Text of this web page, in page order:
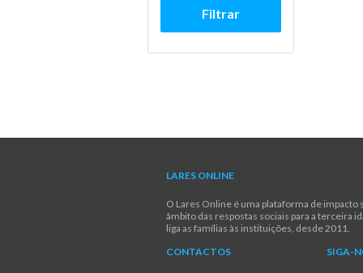
Filtrar
LARES ONLINE
O Lares Online é uma plataforma de impacto
âmbito das respostas sociais para a terceira
liga as famílias às instituições, desde 2011.
CONTACTOS
SIGA-